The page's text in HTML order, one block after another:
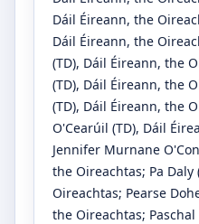
Dáil Éireann, the
Dáil Éireann, the
(TD), Dáil Éireann, the
(TD), Dáil Éireann, the
(TD), Dáil Éireann, the
O'Cearúil (TD), Dáil
Jennifer Murnane
the Oireachtas; Pa Daly
Oireachtas; Pearse
the Oireachtas;